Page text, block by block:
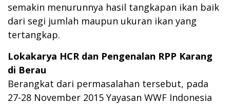
semakin menurunnya hasil tangkapan ikan baik
dari segi jumlah maupun ukuran ikan yang
tertangkap.
Lokakarya HCR dan Pengenalan RPP Karang
di Berau
Berangkat dari permasalahan tersebut, pada
27-28 November 2015 Yayasan WWF Indonesia